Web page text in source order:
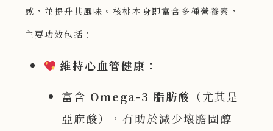
感，並提升其風味。核桃本身即富含多種營養素，
主要功效包括：
維持心血管健康：
富含 Omega-3 脂肪酸 （尤其是
亞麻酸），有助於減少壞膽固醇